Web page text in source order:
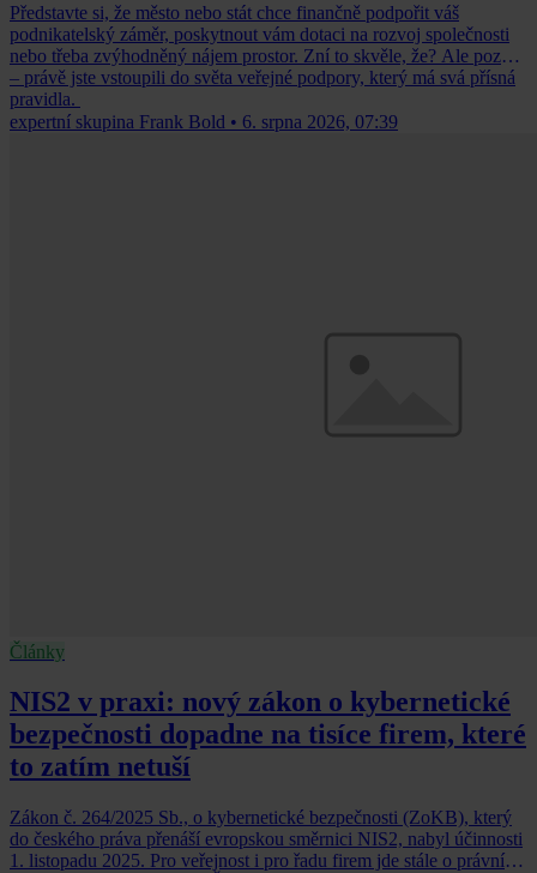
Představte si, že město nebo stát chce finančně podpořit váš
podnikatelský záměr, poskytnout vám dotaci na rozvoj společnosti
nebo třeba zvýhodněný nájem prostor. Zní to skvěle, že? Ale pozor
– právě jste vstoupili do světa veřejné podpory, který má svá přísná
pravidla.
expertní skupina Frank Bold • 6. srpna 2026, 07:39
Články
NIS2 v praxi: nový zákon o kybernetické
bezpečnosti dopadne na tisíce firem, které
to zatím netuší
Zákon č. 264/2025 Sb., o kybernetické bezpečnosti (ZoKB), který
do českého práva přenáší evropskou směrnici NIS2, nabyl účinnosti
1. listopadu 2025. Pro veřejnost i pro řadu firem jde stále o právní